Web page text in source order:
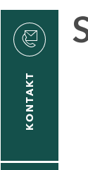
KONTAKT